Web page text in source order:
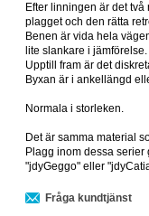
Efter linningen är det
plagget och den rätta
Benen är vida hela
lite slankare i jämförelse.
Upptill fram är det
Byxan är i ankellängd
Normala i storleken.
Det är samma material
Plagg inom dessa serier
"jdyGeggo" eller
Fråga kundtjänst